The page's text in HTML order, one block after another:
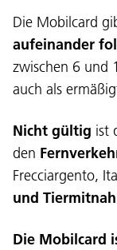
Die Mobilcard
aufeinander
zwischen 6 und
auch als
Nicht gültig ist
den
Frecciargento,
und
Die Mobilcard